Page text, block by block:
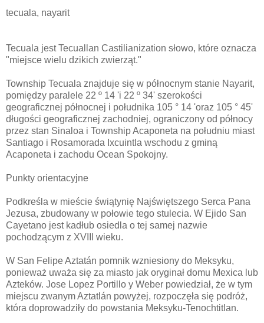
tecuala, nayarit
Tecuala jest Tecuallan Castilianization słowo, które oznacza
"miejsce wielu dzikich zwierząt."
Township Tecuala znajduje się w północnym stanie Nayarit,
pomiędzy paralele 22 º 14 'i 22 º 34' szerokości
geograficznej północnej i południka 105 ° 14 'oraz 105 ° 45'
długości geograficznej zachodniej, ograniczony od północy
przez stan Sinaloa i Township Acaponeta na południu miast
Santiago i Rosamorada Ixcuintla wschodu z gminą
Acaponeta i zachodu Ocean Spokojny.
Punkty orientacyjne
Podkreśla w mieście świątynię Najświętszego Serca Pana
Jezusa, zbudowany w połowie tego stulecia. W Ejido San
Cayetano jest kadłub osiedla o tej samej nazwie
pochodzącym z XVIII wieku.
W San Felipe Aztatán pomnik wzniesiony do Meksyku,
ponieważ uważa się za miasto jak oryginał domu Mexica lub
Azteków. Jose Lopez Portillo y Weber powiedział, że w tym
miejscu zwanym Aztatlán powyżej, rozpoczęła się podróż,
która doprowadziły do ​​powstania Meksyku-Tenochtitlan.